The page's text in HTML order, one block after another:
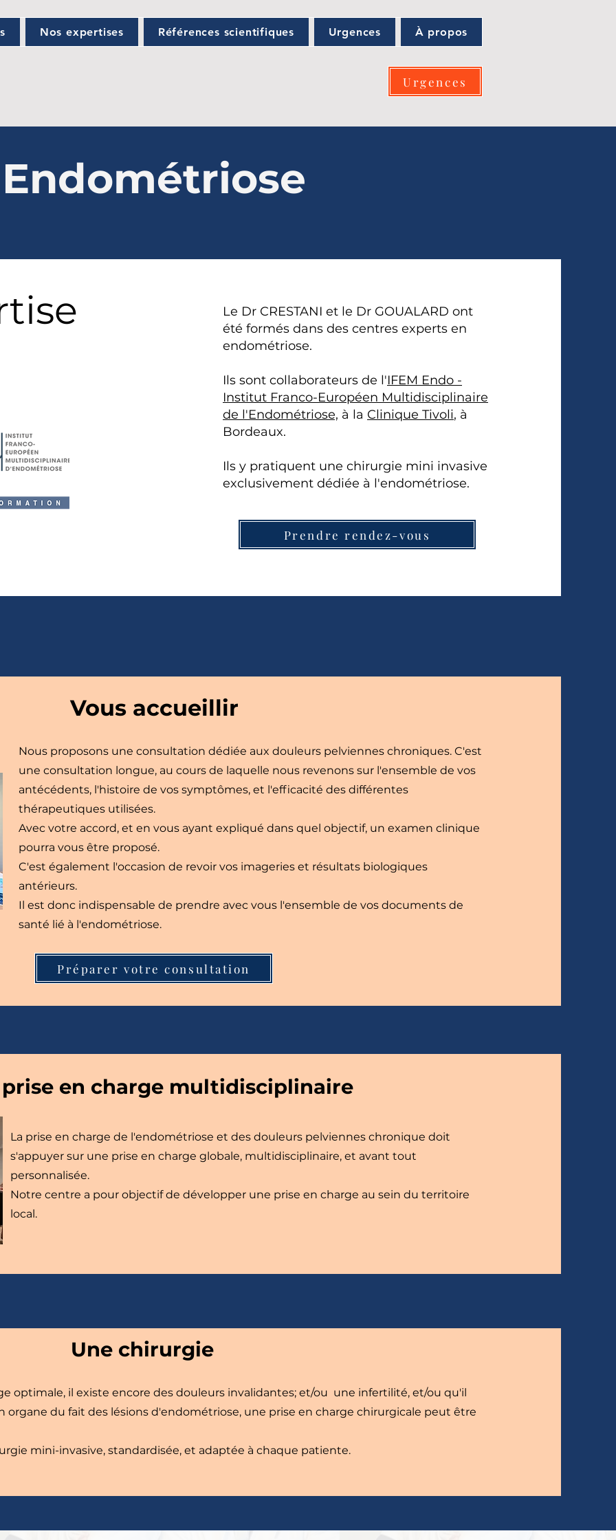
Nos expertises Références scientifiques Urgences À propos
Urgences
Endométriose
Le Dr CRESTANI et le Dr GOUALARD ont
été formés dans des centres experts en
endométriose.
Ils sont collaborateurs de l'IFEM Endo -
Institut Franco-Européen Multidisciplinaire
de l'Endométriose, à la Clinique Tivoli, à
Bordeaux.
Ils y pratiquent une chirurgie mini invasive
exclusivement dédiée à l'endométriose.
Prendre rendez-vous
Vous accueillir
Nous proposons une consultation dédiée aux douleurs pelviennes chroniques. C'est
une consultation longue, au cours de laquelle nous revenons sur l'ensemble de vos
antécédents, l'histoire de vos symptômes, et l'efficacité des différentes
thérapeutiques utilisées.
Avec votre accord, et en vous ayant expliqué dans quel objectif, un examen clinique
pourra vous être proposé.
C'est également l'occasion de revoir vos imageries et résultats biologiques
antérieurs.
Il est donc indispensable de prendre avec vous l'ensemble de vos documents de
santé lié à l'endométriose.
Préparer votre consultation
en charge multidisciplinaire
La prise en charge de l'endométriose et des douleurs pelviennes chronique doit
s'appuyer sur une prise en charge globale, multidisciplinaire, et avant tout
personnalisée.
Notre centre a pour objectif de développer une prise en charge au sein du territoire
local.
Une chirurgie
optimale, il existe encore des douleurs invalidantes; et/ou une infertilité, et/ou qu'il
organe du fait des lésions d'endométriose, une prise en charge chirurgicale peut être
mini-invasive, standardisée, et adaptée à chaque patiente.